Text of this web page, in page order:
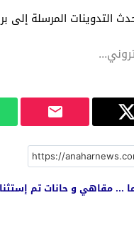
التدوينات المرسلة إلى
... مقاهي و حانات تم